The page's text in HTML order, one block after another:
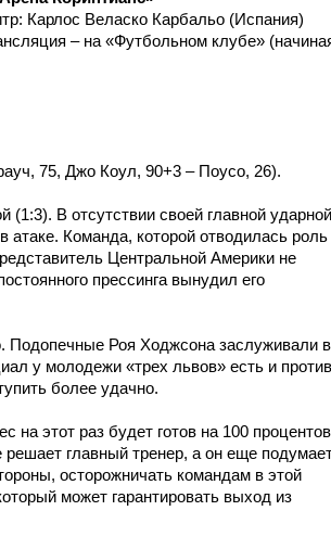
Карлос Веласко Карбальо (Испания)
– на «Футбольном клубе»
75, Джо Коул, 90+3 – Поусо, 26).
(1:3). В отсутствии своей главной ударной
Команда, которой отводилась роль
Центральной Америки не
прессинга вынудил его
Подопечные Роя Ходжсона заслуживали
у молодежи «трех львов» есть и против
более удачно.
на этот раз будет готов на 100
главный тренер, а он еще
осторожничать командам в этой
может гарантировать выход из